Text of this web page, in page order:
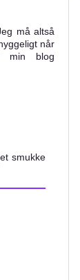
må altså
når
blog
smukke